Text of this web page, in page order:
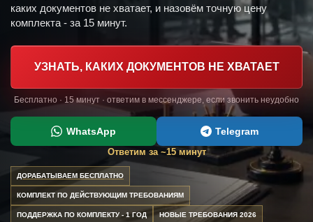
каких документов не хватает, и назовём точную цену
комплекта - за 15 минут.
УЗНАТЬ, КАКИХ ДОКУМЕНТОВ НЕ ХВАТАЕТ
Бесплатно · 15 минут · ответим в мессенджере, если звонить неудобно
WhatsApp Telegram
Ответим за ~15 минут
ДОРАБАТЫВАЕМ БЕСПЛАТНО
КОМПЛЕКТ ПО ДЕЙСТВУЮЩИМ ТРЕБОВАНИЯМ
ПОДДЕРЖКА ПО КОМПЛЕКТУ - 1 ГОД НОВЫЕ ТРЕБОВАНИЯ 2026